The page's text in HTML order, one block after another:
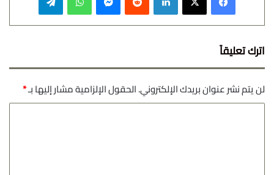
اترك تعليقاً
لن يتم نشر عنوان بريدك الإلكتروني.الحقول الإلزامية مشار إليها بـ*